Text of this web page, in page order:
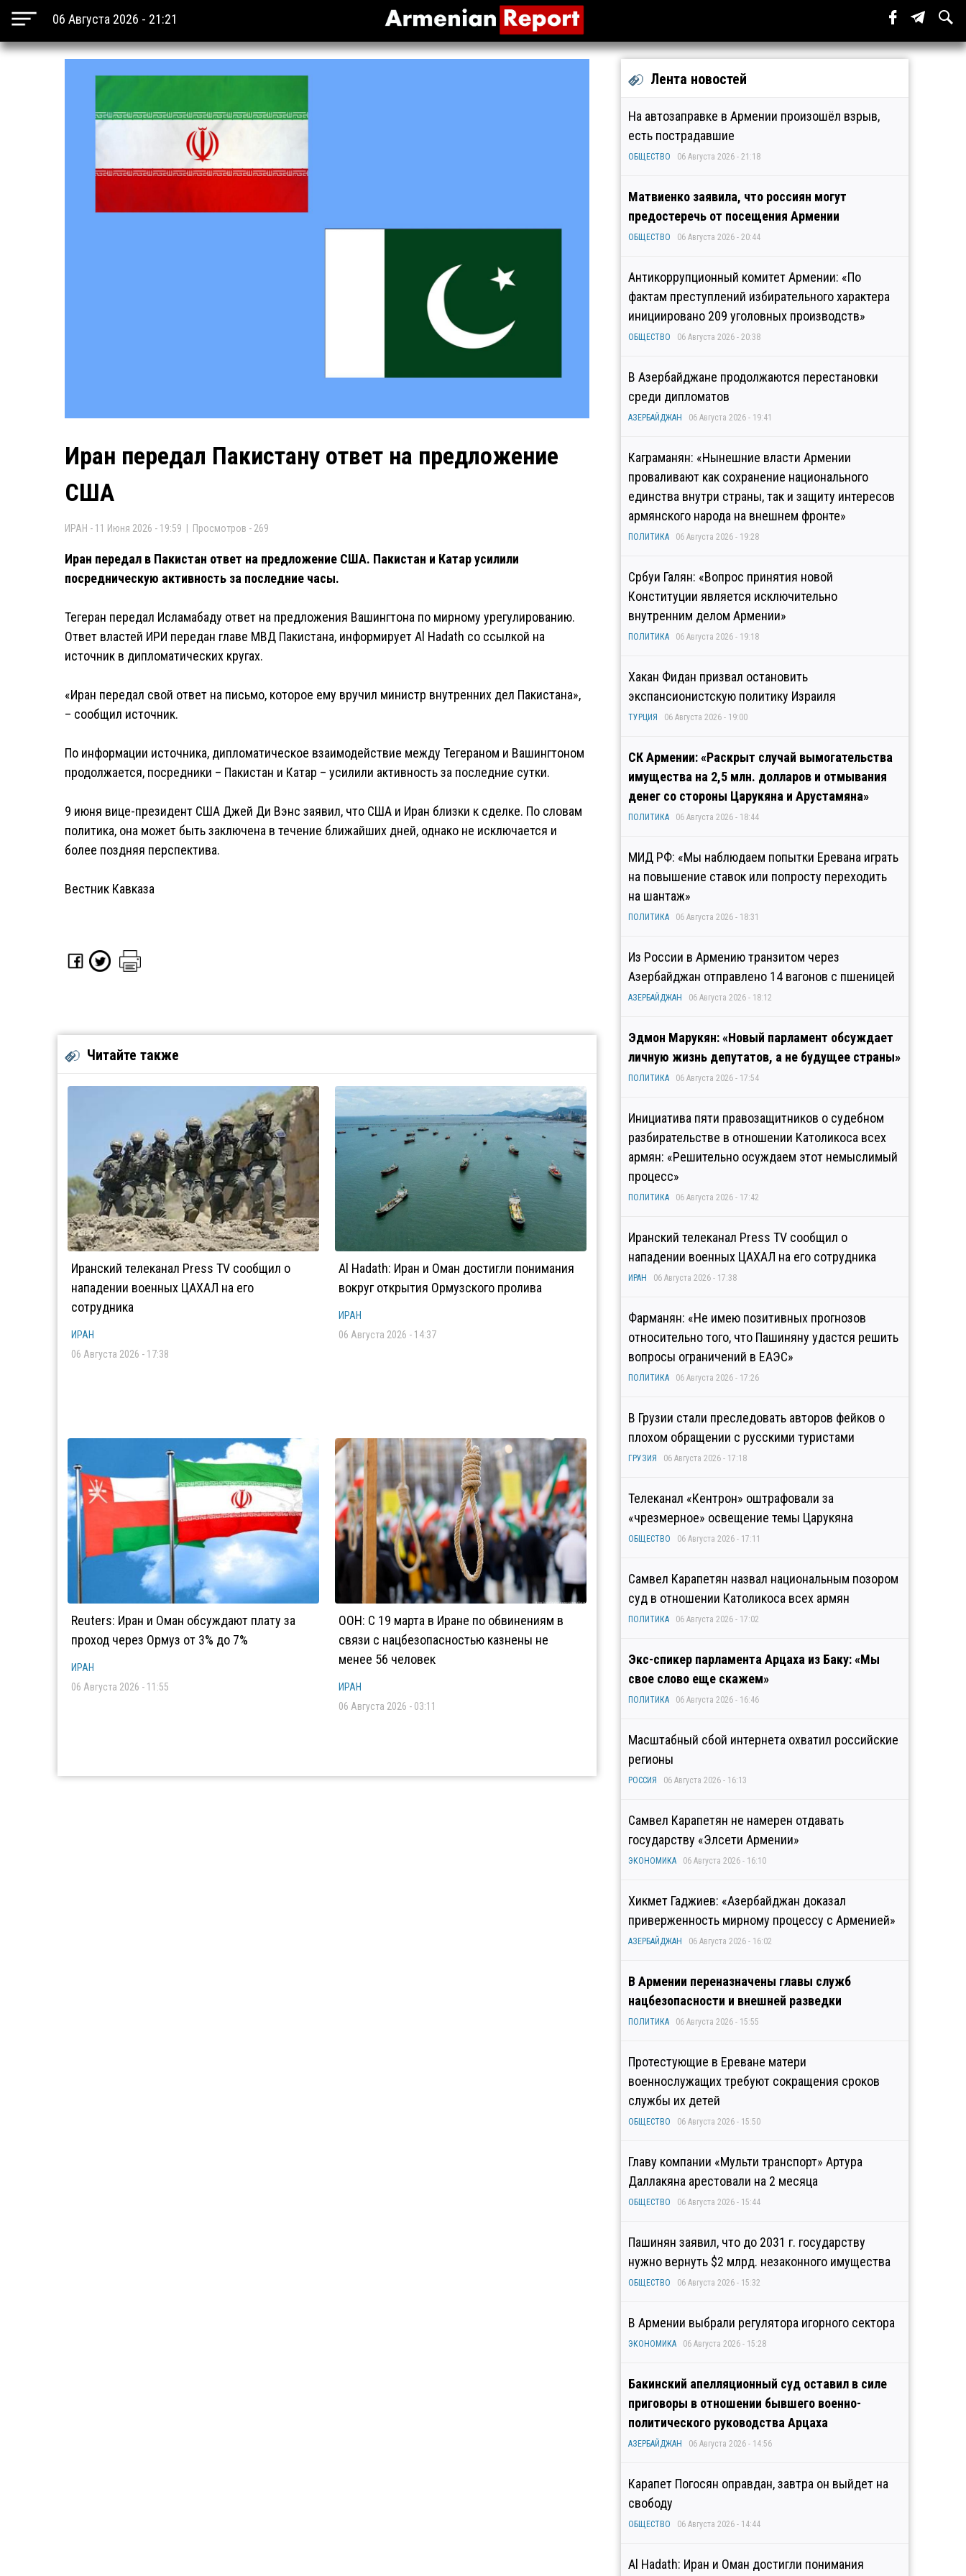
06 Августа 2026 - 21:21
Иран передал Пакистану ответ на предложение
США
ИРАН - 11 Июня 2026 - 19:59 | Просмотров - 269
Иран передал в Пакистан ответ на предложение США. Пакистан и Катар усилили
посредническую активность за последние часы.
Тегеран передал Исламабаду ответ на предложения Вашингтона по мирному урегулированию.
Ответ властей ИРИ передан главе МВД Пакистана, информирует Al Hadath со ссылкой на
источник в дипломатических кругах.
«Иран передал свой ответ на письмо, которое ему вручил министр внутренних дел Пакистана»,
– сообщил источник.
По информации источника, дипломатическое взаимодействие между Тегераном и Вашингтоном
продолжается, посредники – Пакистан и Катар – усилили активность за последние сутки.
9 июня вице-президент США Джей Ди Вэнс заявил, что США и Иран близки к сделке. По словам
политика, она может быть заключена в течение ближайших дней, однако не исключается и
более поздняя перспектива.
Вестник Кавказа
Читайте также
Иранский телеканал Press TV сообщил о
нападении военных ЦАХАЛ на его
сотрудника
ИРАН
06 Августа 2026 - 17:38
Al Hadath: Иран и Оман достигли понимания
вокруг открытия Ормузского пролива
ИРАН
06 Августа 2026 - 14:37
Reuters: Иран и Оман обсуждают плату за
проход через Ормуз от 3% до 7%
ИРАН
06 Августа 2026 - 11:55
ООН: С 19 марта в Иране по обвинениям в
связи с нацбезопасностью казнены не
менее 56 человек
ИРАН
06 Августа 2026 - 03:11
Лента новостей
На автозаправке в Армении произошёл взрыв,
есть пострадавшие
ОБЩЕСТВО 06 Августа 2026 - 21:18
Матвиенко заявила, что россиян могут
предостеречь от посещения Армении
ОБЩЕСТВО 06 Августа 2026 - 20:44
Антикоррупционный комитет Армении: «По
фактам преступлений избирательного характера
инициировано 209 уголовных производств»
ОБЩЕСТВО 06 Августа 2026 - 20:38
В Азербайджане продолжаются перестановки
среди дипломатов
АЗЕРБАЙДЖАН 06 Августа 2026 - 19:41
Каграманян: «Нынешние власти Армении
проваливают как сохранение национального
единства внутри страны, так и защиту интересов
армянского народа на внешнем фронте»
ПОЛИТИКА 06 Августа 2026 - 19:28
Србуи Галян: «Вопрос принятия новой
Конституции является исключительно
внутренним делом Армении»
ПОЛИТИКА 06 Августа 2026 - 19:18
Хакан Фидан призвал остановить
экспансионистскую политику Израиля
ТУРЦИЯ 06 Августа 2026 - 19:00
СК Армении: «Раскрыт случай вымогательства
имущества на 2,5 млн. долларов и отмывания
денег со стороны Царукяна и Арустамяна»
ПОЛИТИКА 06 Августа 2026 - 18:44
МИД РФ: «Мы наблюдаем попытки Еревана играть
на повышение ставок или попросту переходить
на шантаж»
ПОЛИТИКА 06 Августа 2026 - 18:31
Из России в Армению транзитом через
Азербайджан отправлено 14 вагонов с пшеницей
АЗЕРБАЙДЖАН 06 Августа 2026 - 18:12
Эдмон Марукян: «Новый парламент обсуждает
личную жизнь депутатов, а не будущее страны»
ПОЛИТИКА 06 Августа 2026 - 17:54
Инициатива пяти правозащитников о судебном
разбирательстве в отношении Католикоса всех
армян: «Решительно осуждаем этот немыслимый
процесс»
ПОЛИТИКА 06 Августа 2026 - 17:42
Иранский телеканал Press TV сообщил о
нападении военных ЦАХАЛ на его сотрудника
ИРАН 06 Августа 2026 - 17:38
Фарманян: «Не имею позитивных прогнозов
относительно того, что Пашиняну удастся решить
вопросы ограничений в ЕАЭС»
ПОЛИТИКА 06 Августа 2026 - 17:26
В Грузии стали преследовать авторов фейков о
плохом обращении с русскими туристами
ГРУЗИЯ 06 Августа 2026 - 17:18
Телеканал «Кентрон» оштрафовали за
«чрезмерное» освещение темы Царукяна
ОБЩЕСТВО 06 Августа 2026 - 17:11
Самвел Карапетян назвал национальным позором
суд в отношении Католикоса всех армян
ПОЛИТИКА 06 Августа 2026 - 17:02
Экс-спикер парламента Арцаха из Баку: «Мы
свое слово еще скажем»
ПОЛИТИКА 06 Августа 2026 - 16:46
Масштабный сбой интернета охватил российские
регионы
РОССИЯ 06 Августа 2026 - 16:13
Самвел Карапетян не намерен отдавать
государству «Элсети Армении»
ЭКОНОМИКА 06 Августа 2026 - 16:10
Хикмет Гаджиев: «Азербайджан доказал
приверженность мирному процессу с Арменией»
АЗЕРБАЙДЖАН 06 Августа 2026 - 16:02
В Армении переназначены главы служб
нацбезопасности и внешней разведки
ПОЛИТИКА 06 Августа 2026 - 15:55
Протестующие в Ереване матери
военнослужащих требуют сокращения сроков
службы их детей
ОБЩЕСТВО 06 Августа 2026 - 15:50
Главу компании «Мульти транспорт» Артура
Даллакяна арестовали на 2 месяца
ОБЩЕСТВО 06 Августа 2026 - 15:44
Пашинян заявил, что до 2031 г. государству
нужно вернуть $2 млрд. незаконного имущества
ОБЩЕСТВО 06 Августа 2026 - 15:32
В Армении выбрали регулятора игорного сектора
ЭКОНОМИКА 06 Августа 2026 - 15:28
Бакинский апелляционный суд оставил в силе
приговоры в отношении бывшего военно-
политического руководства Арцаха
АЗЕРБАЙДЖАН 06 Августа 2026 - 14:56
Карапет Погосян оправдан, завтра он выйдет на
свободу
ОБЩЕСТВО 06 Августа 2026 - 14:44
Al Hadath: Иран и Оман достигли понимания